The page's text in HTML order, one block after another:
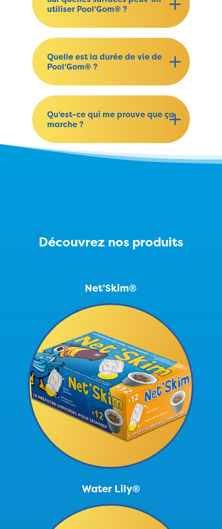
utiliser Pool’Gom® ?
Quelle est la durée de vie de
Pool’Gom® ?
Qu’est-ce qui me prouve que ça
marche ?
Découvrez nos produits
Net’Skim®
Water Lily®